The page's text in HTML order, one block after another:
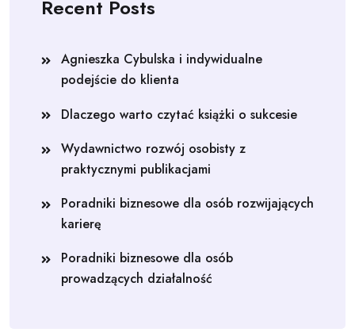
Recent Posts
Agnieszka Cybulska i indywidualne
podejście do klienta
Dlaczego warto czytać książki o sukcesie
Wydawnictwo rozwój osobisty z
praktycznymi publikacjami
Poradniki biznesowe dla osób rozwijających
karierę
Poradniki biznesowe dla osób
prowadzących działalność